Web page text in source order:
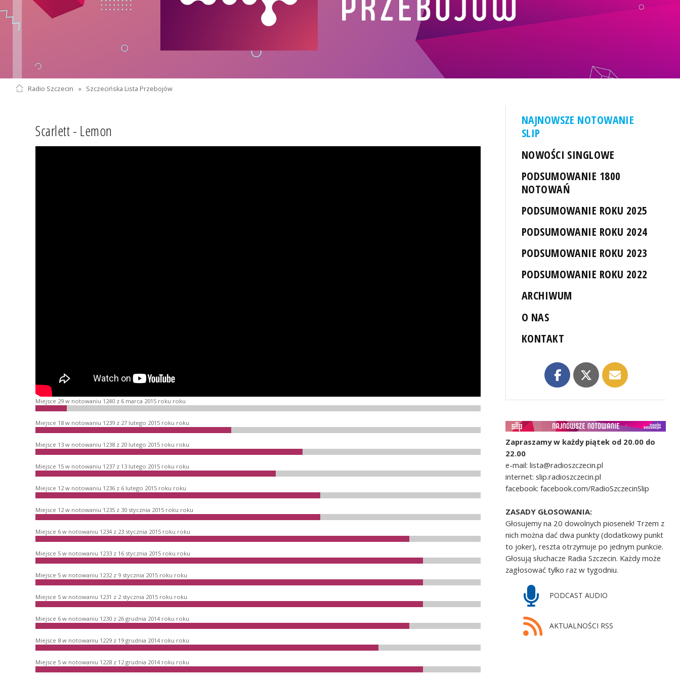
Radio Szczecin » Szczecińska Lista Przebojów
Scarlett - Lemon
Miejsce 29 w notowaniu 1240 z 6 marca 2015 roku roku
Miejsce 18 w notowaniu 1239 z 27 lutego 2015 roku roku
Miejsce 13 w notowaniu 1238 z 20 lutego 2015 roku roku
Miejsce 15 w notowaniu 1237 z 13 lutego 2015 roku roku
Miejsce 12 w notowaniu 1236 z 6 lutego 2015 roku roku
Miejsce 12 w notowaniu 1235 z 30 stycznia 2015 roku roku
Miejsce 6 w notowaniu 1234 z 23 stycznia 2015 roku roku
Miejsce 5 w notowaniu 1233 z 16 stycznia 2015 roku roku
Miejsce 5 w notowaniu 1232 z 9 stycznia 2015 roku roku
Miejsce 5 w notowaniu 1231 z 2 stycznia 2015 roku roku
Miejsce 6 w notowaniu 1230 z 26 grudnia 2014 roku roku
Miejsce 8 w notowaniu 1229 z 19 grudnia 2014 roku roku
Miejsce 5 w notowaniu 1228 z 12 grudnia 2014 roku roku
NAJNOWSZE NOTOWANIE
SLIP
NOWOŚCI SINGLOWE
PODSUMOWANIE 1800
NOTOWAŃ
PODSUMOWANIE ROKU 2025
PODSUMOWANIE ROKU 2024
PODSUMOWANIE ROKU 2023
PODSUMOWANIE ROKU 2022
ARCHIWUM
O NAS
KONTAKT
Zapraszamy w każdy piątek od 20.00 do
22.00
e-mail: lista@radioszczecin.pl
internet: slip.radioszczecin.pl
facebook: facebook.com/RadioSzczecinSlip
ZASADY GŁOSOWANIA:
Głosujemy na 20 dowolnych piosenek! Trzem z
nich można dać dwa punkty (dodatkowy punkt
to joker), reszta otrzymuje po jednym punkcie.
Głosują słuchacze Radia Szczecin. Każdy może
zagłosować tylko raz w tygodniu.
PODCAST AUDIO
AKTUALNOŚCI RSS